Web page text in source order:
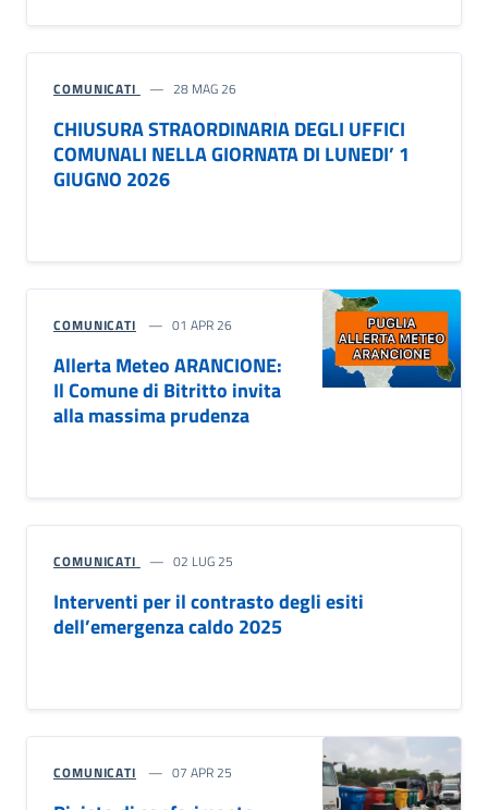
COMUNICATI 28 MAG 26
CHIUSURA STRAORDINARIA DEGLI UFFICI
COMUNALI NELLA GIORNATA DI LUNEDI’ 1
GIUGNO 2026
COMUNICATI 01 APR 26
Allerta Meteo ARANCIONE:
Il Comune di Bitritto invita
alla massima prudenza
COMUNICATI 02 LUG 25
Interventi per il contrasto degli esiti
dell’emergenza caldo 2025
COMUNICATI 07 APR 25